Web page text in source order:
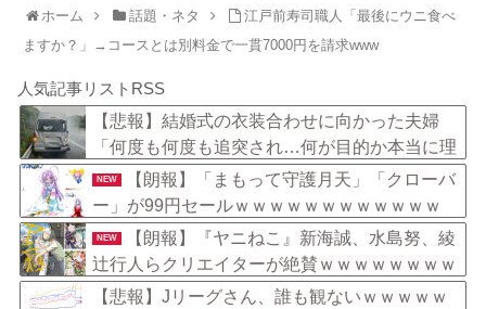
ホーム 話題・ネタ
江戸前寿司職人「最後にウニ食べ
ますか？」→コースとは別料金で一貫7000円を請求www
人気記事リストRSS
【悲報】結婚式の衣装合わせに向かった夫婦
「何度も何度も追突され…何が目的か本当に理
解できない」東名高速で続いた約1.7キロの追
NEW
【朗報】「まもって守護月天」「クローバ
ー」が99円セールｗｗｗｗｗｗｗｗｗｗｗｗ
NEW
【朗報】『ヤニねこ』新海誠、水島努、綾
辻行人らクリエイターが絶賛ｗｗｗｗｗｗｗｗ
ｗ
【悲報】Jリーグさん、誰も観ないｗｗｗｗｗ